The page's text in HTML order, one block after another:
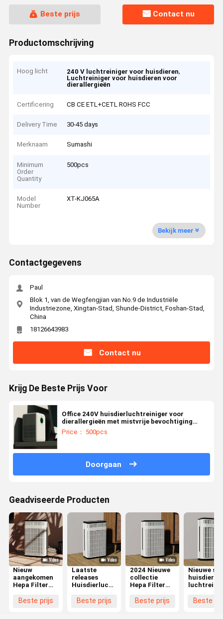
Beste prijs Contact nu
Productomschrijving
Hoog licht 240 V luchtreiniger voor huisdieren,
Luchtreiniger voor huisdieren voor
dierallergieën
Certificering CB CE ETL+CETL ROHS FCC
Delivery Time 30-45 days
Merknaam Sumashi
Minimum
Order
Quantity
500pcs
Model
Number
XT-KJ065A
Bekijk meer
Contactgegevens
Paul
Blok 1, van de Wegfengjian van No.9 de Industriële
Industriezone, Xingtan-Stad, Shunde-District, Foshan-Stad,
China
18126643983
Contact nu
Krijg De Beste Prijs Voor
Office 240V huisdierluchtreiniger voor
dierallergieën met mistvrije bevochtiging
Smart Cleaner
Price： 500pcs
Doorgaan
Geadviseerde Producten
Nieuw
aangekomen
Hepa Filter
voor
Beste prijs
Laatste
releases
Huisdierluchtreiniger
Drijvend Haar
Beste prijs
2024 Nieuwe
collectie
Hepa Filter
Huisdierluchtreiniger
Beste prijs
Nieuwe
huisdier
Hepa
Beste